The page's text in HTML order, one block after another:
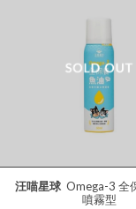
汪喵星球
噴霧型